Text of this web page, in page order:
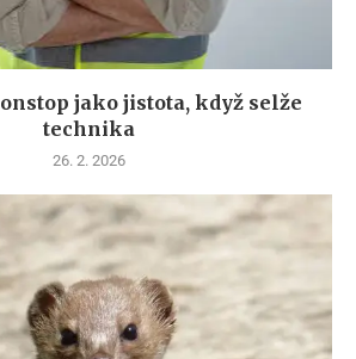
jako jistota, když selže
technika
26. 2. 2026